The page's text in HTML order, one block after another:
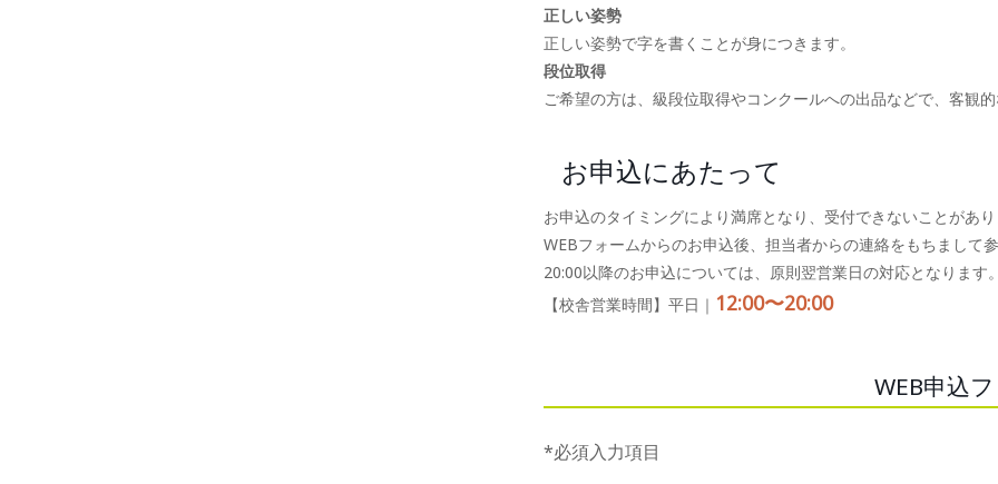
正しい姿勢
正しい姿勢で字を書くことが身につきます。
段位取得
ご希望の方は、級段位取得やコンクールへの出品などで、客観的
お申込にあたって
お申込のタイミングにより満席となり、受付できないことがあ
WEBフォームからのお申込後、担当者からの連絡をもちまして参
20:00以降のお申込については、原則翌営業日の対応となります。
【校舎営業時間】平日｜ 12:00〜20:00
WEB申込
*必須入力項目